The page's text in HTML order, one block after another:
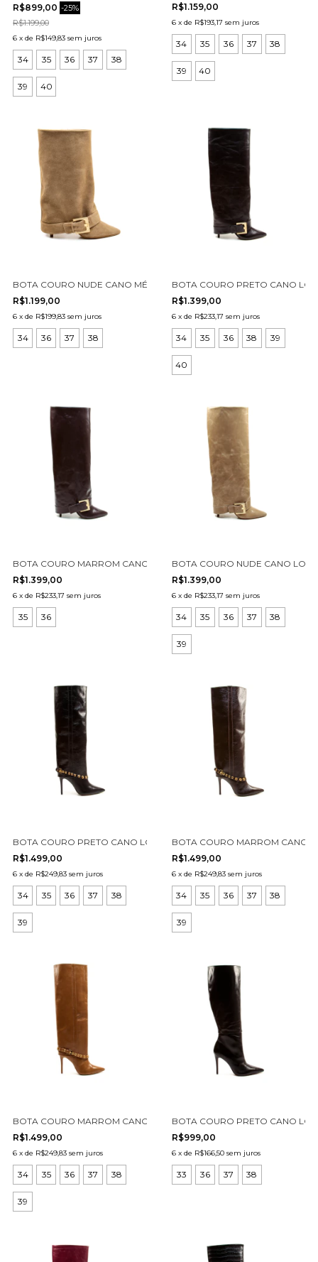
R$899,00 -25%
R$1.199,00
6 x de R$149,83 sem juros
34 35 36 37 38
39 40
R$1.159,00
6 x de R$193,17 sem juros
34 35 36 37 38
39 40
BOTA COURO NUDE CANO MÉDIO CECCONELLO 2886001-2
R$1.199,00
6 x de R$199,83 sem juros
34 36 37 38
BOTA COURO PRETO CANO
R$1.399,00
6 x de R$233,17 sem juros
34 35 36 38 39
40
BOTA COURO MARROM CANO LONGO CECCONELLO 2886002-2
R$1.399,00
6 x de R$233,17 sem juros
35 36
BOTA COURO NUDE CANO
R$1.399,00
6 x de R$233,17 sem juros
34 35 36 37 38
39
BOTA COURO PRETO CANO LONGO CECCONELLO 2906002-2
R$1.499,00
6 x de R$249,83 sem juros
34 35 36 37 38
39
BOTA COURO MARROM CANO
R$1.499,00
6 x de R$249,83 sem juros
34 35 36 37 38
39
BOTA COURO MARROM CANO LONGO CECCONELLO 2906002-3
R$1.499,00
6 x de R$249,83 sem juros
34 35 36 37 38
39
BOTA COURO PRETO CANO
R$999,00
6 x de R$166,50 sem juros
33 36 37 38